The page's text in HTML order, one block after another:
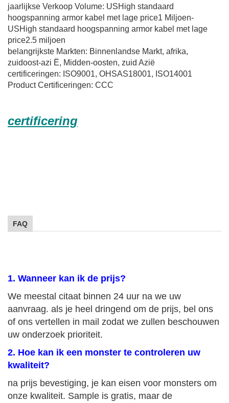
jaarlijkse Verkoop Volume: USHigh standaard
hoogspanning armor kabel met lage price1 Miljoen-
USHigh standaard hoogspanning armor kabel met lage
price2.5 miljoen
belangrijkste Markten: Binnenlandse Markt, afrika,
zuidoost-azi Ë, Midden-oosten, zuid Azië
certificeringen: ISO9001, OHSAS18001, ISO14001
Product Certificeringen: CCC
certificering
FAQ
1. Wanneer kan ik de prijs?
We meestal citaat binnen 24 uur na we uw
aanvraag. als je heel dringend om de prijs, bel ons
of ons vertellen in mail zodat we zullen beschouwen
uw onderzoek prioriteit.
2. Hoe kan ik een monster te controleren uw
kwaliteit?
na prijs bevestiging, je kan eisen voor monsters om
onze kwaliteit. Sample is gratis, maar de